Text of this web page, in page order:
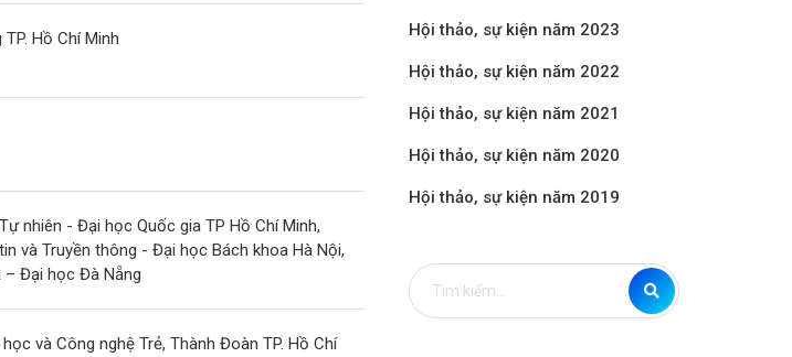
Hồ Chí Minh
nhiên - Đại học Quốc gia TP Hồ Chí Minh,
và Truyền thông - Đại học Bách khoa Hà Nội,
– Đại học Đà Nẵng
và Công nghệ Trẻ, Thành Đoàn TP. Hồ Chí
Hội thảo, sự kiện năm 2023
Hội thảo, sự kiện năm 2022
Hội thảo, sự kiện năm 2021
Hội thảo, sự kiện năm 2020
Hội thảo, sự kiện năm 2019